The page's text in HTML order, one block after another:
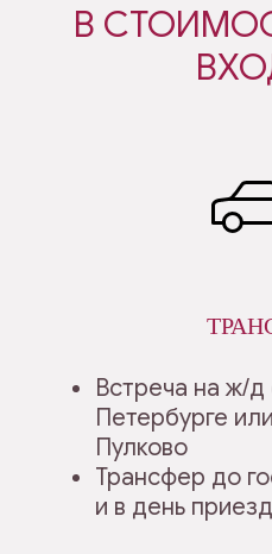
В
Встреча на ж/д
Петербурге
Пулково
Трансфер до
и в день